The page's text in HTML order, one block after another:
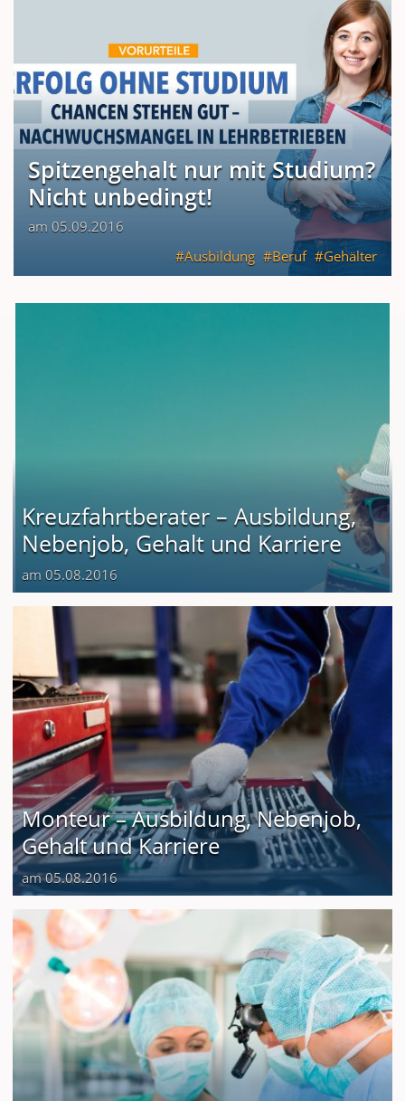
Spitzengehalt nur mit Studium?
Nicht unbedingt!
am 05.09.2016
Ausbildung
Beruf Gehälter
Kreuzfahrtberater – Ausbildung,
Nebenjob, Gehalt und Karriere
am 05.08.2016
Monteur – Ausbildung, Nebenjob,
Gehalt und Karriere
am 05.08.2016